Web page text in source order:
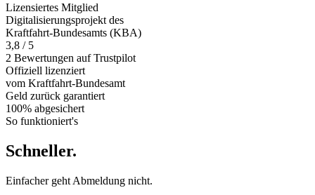
Lizensiertes Mitglied
Digitalisierungsprojekt des
Kraftfahrt-Bundesamts (KBA)
3,8 / 5
2 Bewertungen auf Trustpilot
Offiziell lizenziert
vom Kraftfahrt-Bundesamt
Geld zurück garantiert
100% abgesichert
So funktioniert's
Schneller.
Einfacher geht Abmeldung nicht.